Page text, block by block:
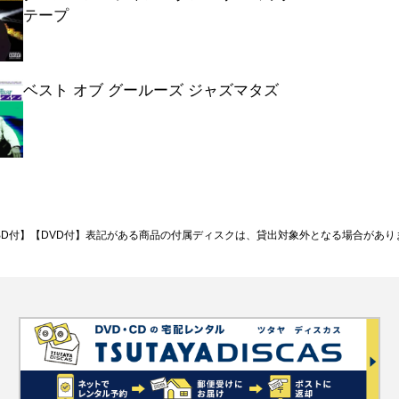
テープ
ベスト オブ グールーズ ジャズマタズ
付】【DVD付】表記がある商品の付属ディスクは、貸出対象外となる場合があり